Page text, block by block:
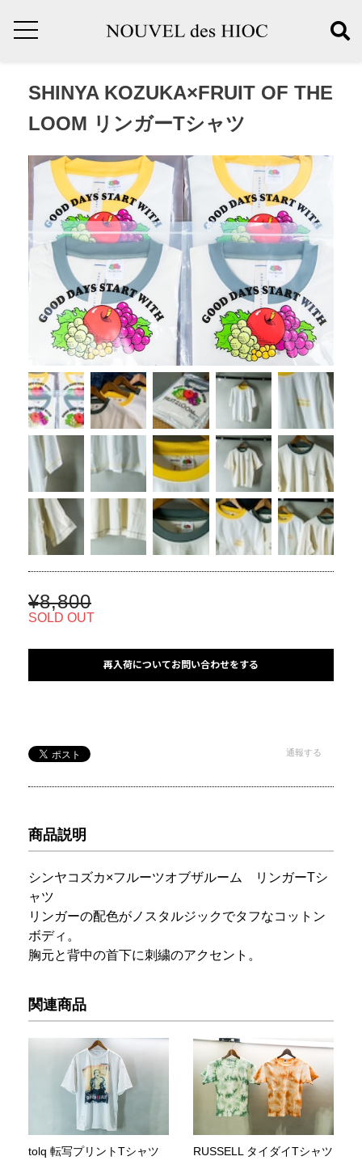
SHINYA KOZUKA×FRUIT OF THE
LOOM リンガーTシャツ
¥8,800
SOLD OUT
再入荷についてお問い合わせをする
通報する
商品説明
シンヤコズカ×フルーツオブザルーム リンガーTシ
ャツ
リンガーの配色がノスタルジックでタフなコットン
ボディ。
胸元と背中の首下に刺繍のアクセント。
関連商品
tolq 転写プリントTシャツ RUSSELL タイダイTシャツ